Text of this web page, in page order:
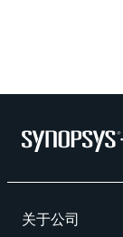
关于公司